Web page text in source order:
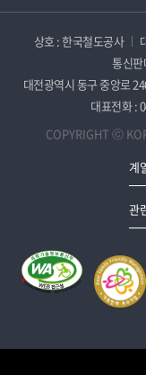
상호 : 한국철도공사
통신
대전광역시 동구 중앙로
대표전화 :
COPYRIGHT ⓒ
계
관